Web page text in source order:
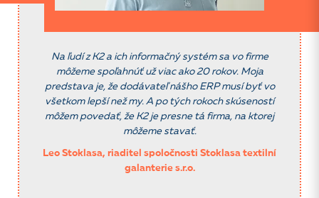
Na ľudí z K2 a ich informačný systém sa vo firme
môžeme spoľahnúť už viac ako 20 rokov. Moja
predstava je, že dodávateľnášho ERP musí byť vo
všetkom lepší než my. A po tých rokoch skúseností
môžem povedať, že K2 je presne tá firma, na ktorej
môžeme stavať.
Leo Stoklasa, riaditel spoločnosti Stoklasa textilní
galanterie s.r.o.